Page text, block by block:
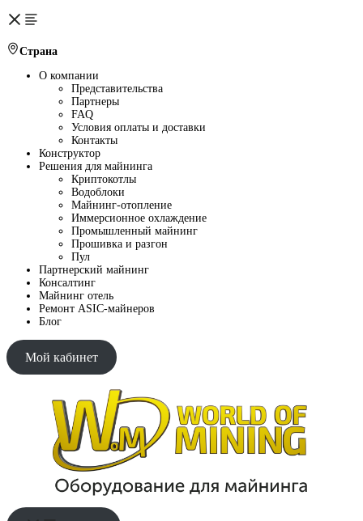
Страна
О компании
Представительства
Партнеры
FAQ
Условия оплаты и доставки
Контакты
Конструктор
Решения для майнинга
Криптокотлы
Водоблоки
Майнинг-отопление
Иммерсионное охлаждение
Промышленный майнинг
Прошивка и разгон
Пул
Партнерский майнинг
Консалтинг
Майнинг отель
Ремонт ASIC-майнеров
Блог
Мой кабинет